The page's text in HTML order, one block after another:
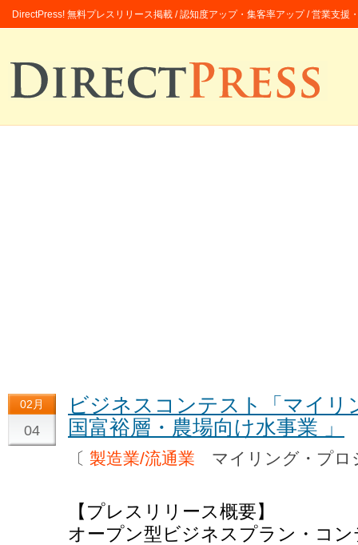
DirectPress! 無料プレスリリース掲載 / 認知度アップ・集客率アップ / 営業支援
02月
04
ビジネスコンテスト「マイ
国富裕層・農場向け水事業 」
〔 製造業/流通業 マイリング・プ
【プレスリリース概要】
オープン型ビジネスプラン・コ